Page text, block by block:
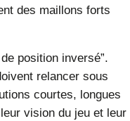
des maillons forts
position inversé”.
relancer sous
courtes, longues
vision du jeu et leur